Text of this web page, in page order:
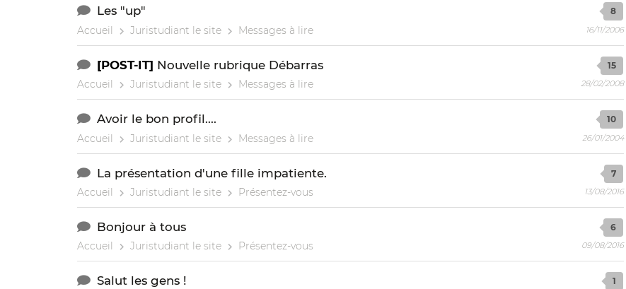
Les "up"
Accueil Juristudiant le site Messages à lire
8
16/11/2006
[POST-IT] Nouvelle rubrique Débarras
Accueil Juristudiant le site Messages à lire
15
28/02/2008
Avoir le bon profil....
Accueil Juristudiant le site Messages à lire
10
26/01/2004
La présentation d'une fille impatiente.
Accueil Juristudiant le site Présentez-vous
7
13/08/2016
Bonjour à tous
Accueil Juristudiant le site Présentez-vous
6
09/08/2016
Salut les gens ! 1